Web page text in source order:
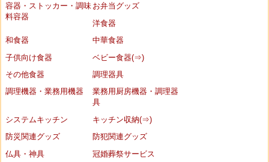
容器・ストッカー・調味
料容器
お弁当グッズ
洋食器
和食器
中華食器
子供向け食器
ベビー食器(⇒)
その他食器
調理器具
調理機器・業務用機器
業務用厨房機器・調理器
具
システムキッチン
キッチン収納(⇒)
防災関連グッズ
防犯関連グッズ
仏具・神具
冠婚葬祭サービス